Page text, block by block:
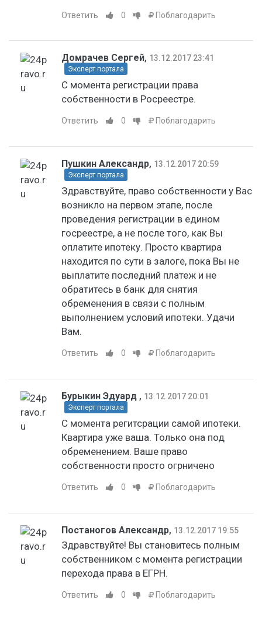
Ответить 0 Поблагодарить
Домрачев Сергей, 13.12.2017 23:41
Эксперт портала
С момента регистрации права
собственности в Росреестре.
Ответить 0 Поблагодарить
Пушкин Александр, 13.12.2017 20:59
Эксперт портала
Здравствуйте, право собственности у Вас
возникло на первом этапе, после
проведения регистрации в едином
госреестре, а не после того, как Вы
оплатите ипотеку. Просто квартира
находится по сути в залоге, пока Вы не
выплатите последний платеж и не
обратитесь в банк для снятия
обременения в связи с полным
выполнением условий ипотеки. Удачи
Вам.
Ответить 0 Поблагодарить
Бурыкин Эдуард , 13.12.2017 20:01
Эксперт портала
С момента регитсрации самой ипотеки.
Квартира уже ваша. Только она под
обременением. Ваше право
собственности просто огрничено
Ответить 0 Поблагодарить
Постаногов Александр, 13.12.2017 19:55
Здравствуйте! Вы становитесь полным
собственником с момента регистрации
перехода права в ЕГРН.
Ответить 0 Поблагодарить